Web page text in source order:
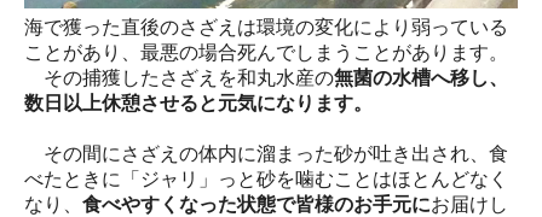
海で獲った直後のさざえは環境の変化により弱っている
ことがあり、最悪の場合死んでしまうことがあります。
その捕獲したさざえを和丸水産の無菌の水槽へ移し、
数日以上休憩させると元気になります。
その間にさざえの体内に溜まった砂が吐き出され、食
べたときに「ジャリ」っと砂を噛むことはほとんどなく
なり、 食べやすくなった状態で皆様のお手元にお届けし